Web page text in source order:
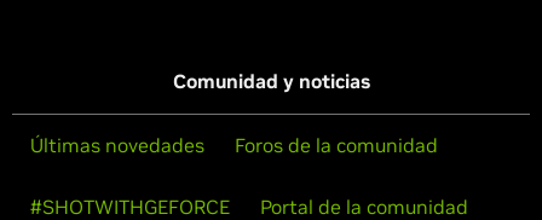
Comunidad y noticias
Últimas novedades Foros de la comunidad
#SHOTWITHGEFORCE Portal de la comunidad